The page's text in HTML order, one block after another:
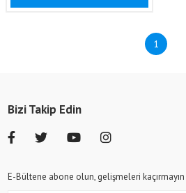
1
Bizi Takip Edin
E-Bültene abone olun, gelişmeleri kaçırmayın